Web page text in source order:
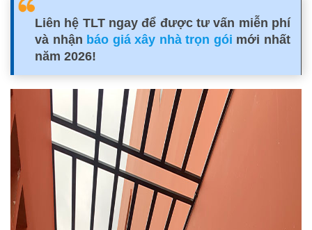
Liên hệ TLT ngay để được tư vấn miễn phí
và nhận báo giá xây nhà trọn gói mới nhất
năm 2026!